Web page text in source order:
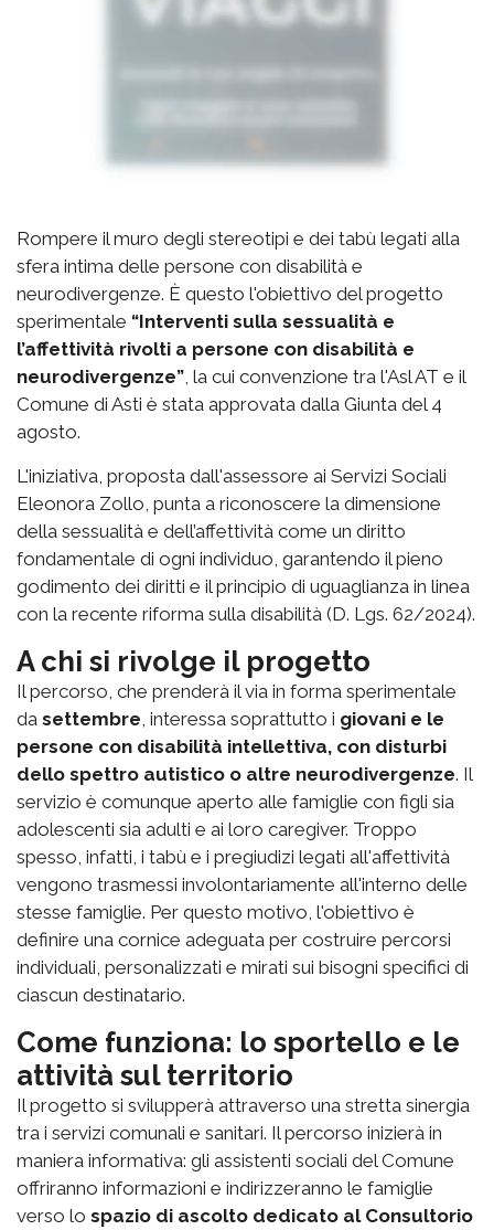
Rompere il muro degli stereotipi e dei tabù legati alla
sfera intima delle persone con disabilità e
neurodivergenze. È questo l'obiettivo del progetto
sperimentale “Interventi sulla sessualità e
l’affettività rivolti a persone con disabilità e
neurodivergenze”, la cui convenzione tra l'Asl AT e il
Comune di Asti è stata approvata dalla Giunta del 4
agosto.
L'iniziativa, proposta dall'assessore ai Servizi Sociali
Eleonora Zollo, punta a riconoscere la dimensione
della sessualità e dell’affettività come un diritto
fondamentale di ogni individuo, garantendo il pieno
godimento dei diritti e il principio di uguaglianza in linea
con la recente riforma sulla disabilità (D. Lgs. 62/2024).
A chi si rivolge il progetto
Il percorso, che prenderà il via in forma sperimentale
da settembre, interessa soprattutto i giovani e le
persone con disabilità intellettiva, con disturbi
dello spettro autistico o altre neurodivergenze. Il
servizio è comunque aperto alle famiglie con figli sia
adolescenti sia adulti e ai loro caregiver. Troppo
spesso, infatti, i tabù e i pregiudizi legati all'affettività
vengono trasmessi involontariamente all'interno delle
stesse famiglie. Per questo motivo, l'obiettivo è
definire una cornice adeguata per costruire percorsi
individuali, personalizzati e mirati sui bisogni specifici di
ciascun destinatario.
Come funziona: lo sportello e le
attività sul territorio
Il progetto si svilupperà attraverso una stretta sinergia
tra i servizi comunali e sanitari. Il percorso inizierà in
maniera informativa: gli assistenti sociali del Comune
offriranno informazioni e indirizzeranno le famiglie
verso lo spazio di ascolto dedicato al Consultorio